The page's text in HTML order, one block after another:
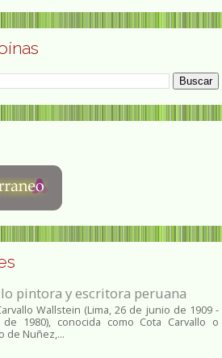
pintora y escritora peruana
Wallstein (Lima, 26 de junio de 1909 -
1980), conocida como Cota Carvallo o
de Nuñez,...